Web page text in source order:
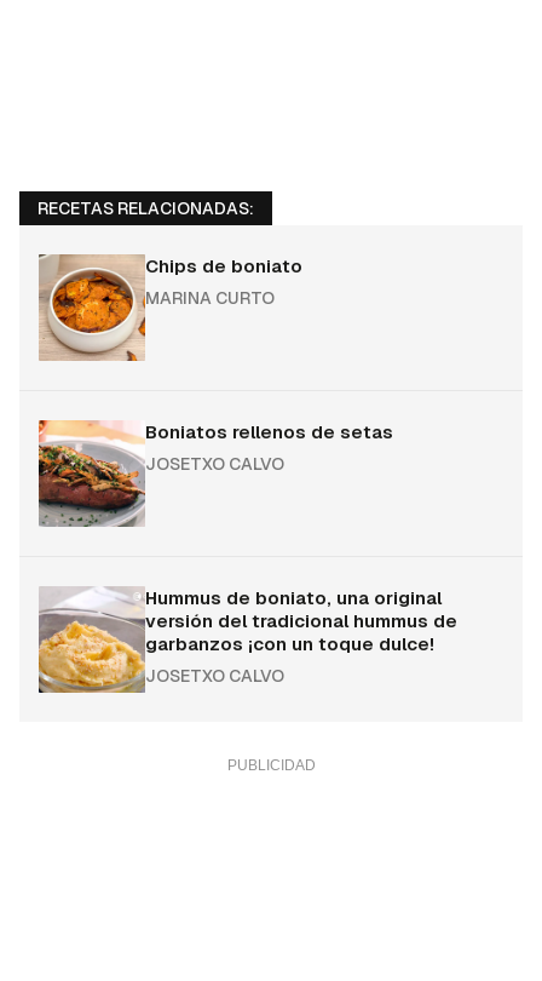
RECETAS RELACIONADAS:
Chips de boniato
MARINA CURTO
Boniatos rellenos de setas
JOSETXO CALVO
Hummus de boniato, una original
versión del tradicional hummus de
garbanzos ¡con un toque dulce!
JOSETXO CALVO